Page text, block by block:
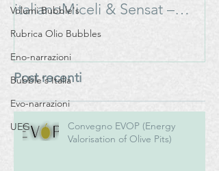
Volumi Bubble's
Rubrica Olio Bubbles
Eno-narrazioni
Bubble's Italia
Evo-narrazioni
UEG
italianoMiceli & Sensat –
Azienda Agricola Biologica
Post recenti
Convegno EVOP (Energy
Valorisation of Olive Pits)